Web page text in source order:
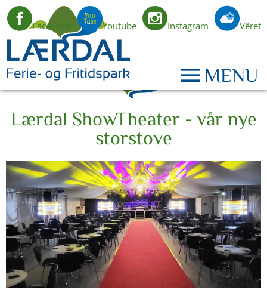
Facebook Youtube Instagram Vêret
MENU
Lærdal ShowTheater - vår nye
storstove